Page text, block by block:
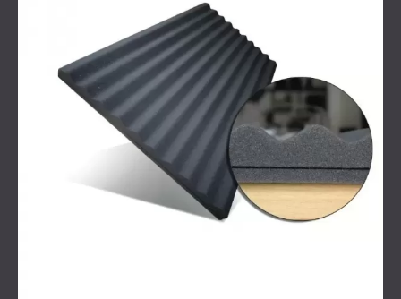
akustyczne. Ten projekt pokazuje, jak szybkie zmiany
mogą nadal dawać wyjątkowe rezultaty, gdy precyzja
inżynierii i kreatywność projektowa idą w parze.
Wyniki
Projekt ukończono zgodnie z harmonogramem, tuż przed
otwarciem biura. Klient był bardzo zadowolony z
natychmiastowej poprawy komfortu akustycznego i
walorów estetycznych rozwiązań. W ciągu miesiąca klient
zwrócił się o dalsze zabiegi akustyczne w dodatkowych